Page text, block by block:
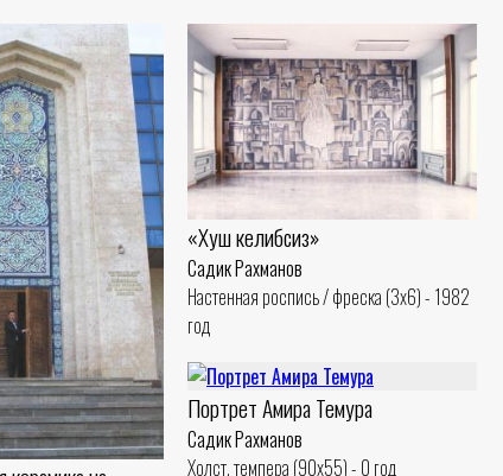
«Хуш келибсиз»
Садик Рахманов
Настенная роспись / фреска (3x6) - 1982
год
Портрет Амира Темура
Садик Рахманов
Холст, темпера (90x55) - 0 год